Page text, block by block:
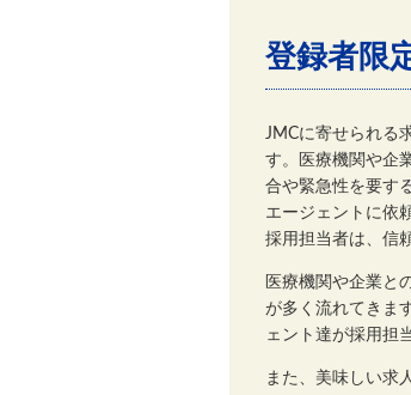
登録者限
JMCに寄せられる
す。医療機関や企
合や緊急性を要す
エージェントに依
採用担当者は、信
医療機関や企業と
が多く流れてきま
ェント達が採用担
また、美味しい求